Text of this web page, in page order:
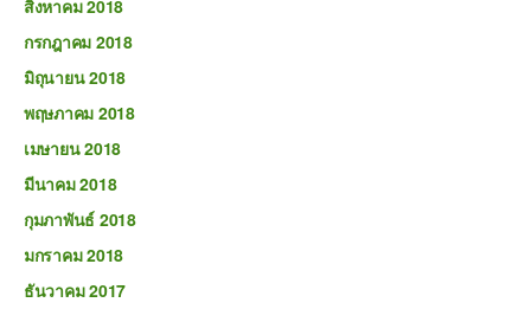
สิงหาคม 2018
กรกฎาคม 2018
มิถุนายน 2018
พฤษภาคม 2018
เมษายน 2018
มีนาคม 2018
กุมภาพันธ์ 2018
มกราคม 2018
ธันวาคม 2017